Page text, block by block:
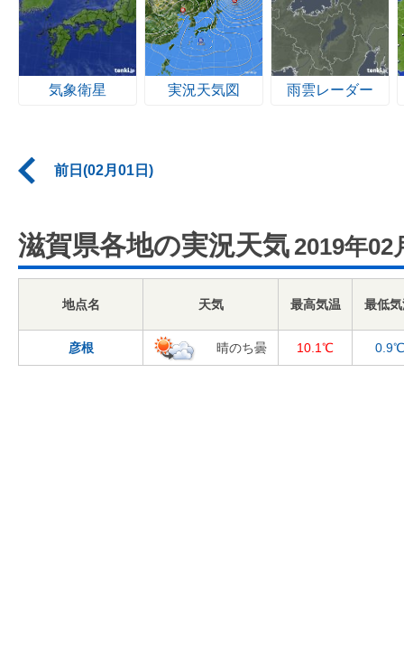
気象衛星 実況天気図 雨雲レーダー
前日(02月01日)
滋賀県各地の実況天気 2019年02
地点名 天気 最高気温 最低
彦根 晴のち曇 10.1℃ 0.9℃